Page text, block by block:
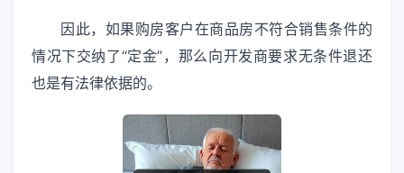
因此，如果购房客户在商品房不符合销售条件的
情况下交纳了“定金”，那么向开发商要求无条件退还
也是有法律依据的。